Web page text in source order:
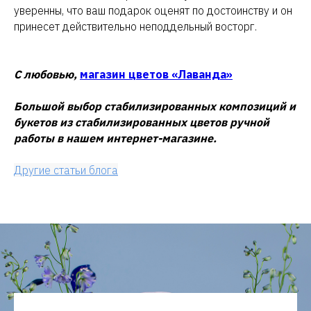
уверенны, что ваш подарок оценят по достоинству и он
принесет действительно неподдельный восторг.
С любовью, магазин цветов «Лаванда»
Большой выбор стабилизированных композиций и
букетов из стабилизированных цветов ручной
работы в нашем интернет-магазине.
Другие статьи блога